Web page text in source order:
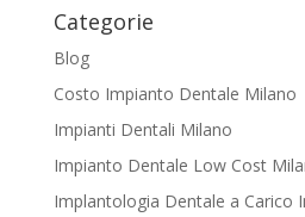
Categorie
Blog
Costo Impianto Dentale Milano
Impianti Dentali Milano
Impianto Dentale Low Cost
Implantologia Dentale a Carico